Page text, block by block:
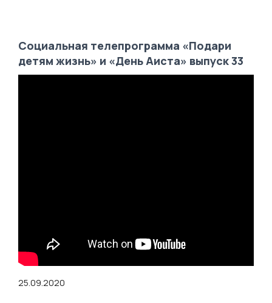
Социальная телепрограмма «Подари
детям жизнь» и «День Аиста» выпуск 33
25.09.2020